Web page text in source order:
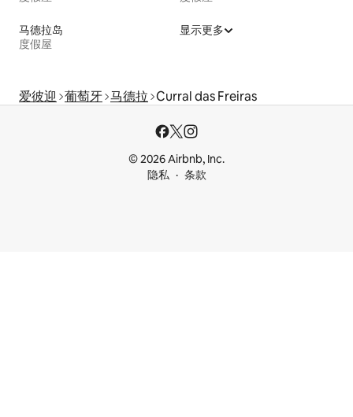
马德拉岛
度假屋
显示更多
爱彼迎 葡萄牙 马德拉 Curral das Freiras
© 2026 Airbnb, Inc.
隐私
条款